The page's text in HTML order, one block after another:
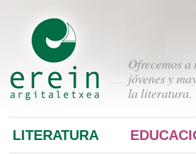
Ofrecemos
jóvenes y
la literatura.
LITERATURA